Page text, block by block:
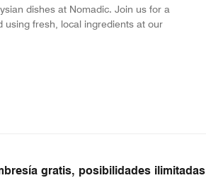
dishes at Nomadic. Join us for a
using fresh, local ingredients at our
gratis, posibilidades ilimitadas